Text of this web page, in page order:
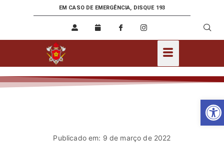
EM CASO DE EMERGÊNCIA, DISQUE 193
Publicado em: 9 de março de 2022